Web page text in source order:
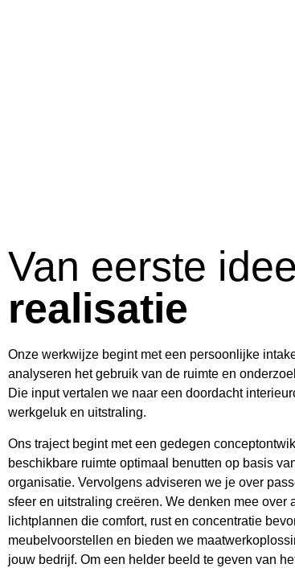
Van eerste idee
realisatie
Onze werkwijze begint met een persoonlijke
analyseren het gebruik van de ruimte en
Die input vertalen we naar een doordacht
werkgeluk en uitstraling.
Ons traject begint met een gedegen
beschikbare ruimte optimaal benutten op basis
organisatie. Vervolgens adviseren we je over
sfeer en uitstraling creëren. We denken mee
lichtplannen die comfort, rust en concentratie
meubelvoorstellen en bieden we
jouw bedrijf. Om een helder beeld te geven van